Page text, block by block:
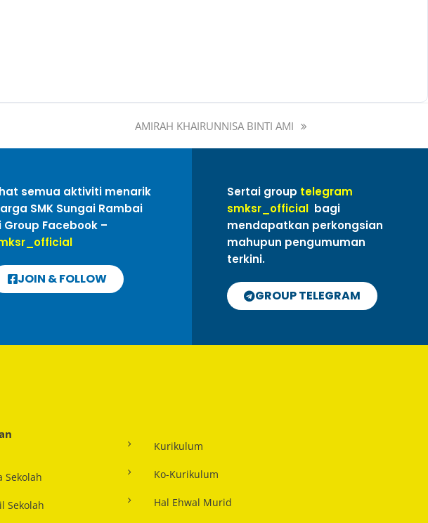
AMIRAH KHAIRUNNISA BINTI AMI
semua aktiviti menarik
SMK Sungai Rambai
Group Facebook –
JOIN & FOLLOW
Sertai group telegram
smksr_official bagi
mendapatkan perkongsian
mahupun pengumuman
terkini.
GROUP TELEGRAM
Sekolah
Sekolah
Kurikulum
Ko-Kurikulum
Hal Ehwal Murid